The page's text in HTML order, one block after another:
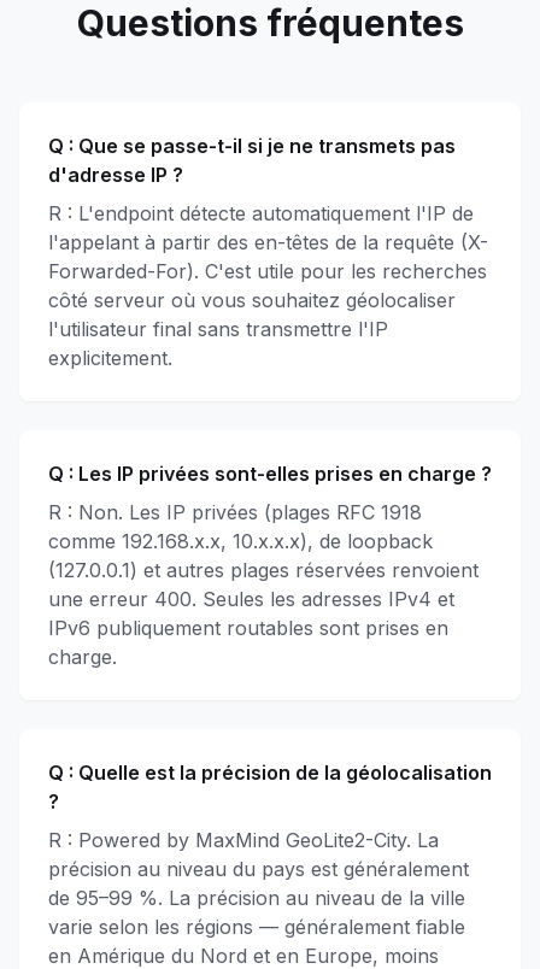
Questions fréquentes
Q : Que se passe-t-il si je ne transmets pas
d'adresse IP ?
R : L'endpoint détecte automatiquement l'IP de
l'appelant à partir des en-têtes de la requête (X-
Forwarded-For). C'est utile pour les recherches
côté serveur où vous souhaitez géolocaliser
l'utilisateur final sans transmettre l'IP
explicitement.
Q : Les IP privées sont-elles prises en charge ?
R : Non. Les IP privées (plages RFC 1918
comme 192.168.x.x, 10.x.x.x), de loopback
(127.0.0.1) et autres plages réservées renvoient
une erreur 400. Seules les adresses IPv4 et
IPv6 publiquement routables sont prises en
charge.
Q : Quelle est la précision de la géolocalisation
?
R : Powered by MaxMind GeoLite2-City. La
précision au niveau du pays est généralement
de 95–99 %. La précision au niveau de la ville
varie selon les régions — généralement fiable
en Amérique du Nord et en Europe, moins